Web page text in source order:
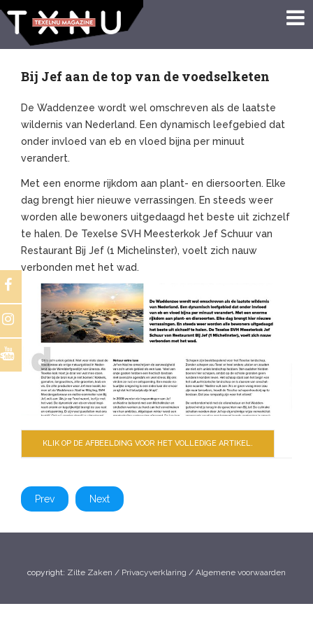
Bij Jef aan de top van de voedselketen
De Waddenzee wordt wel omschreven als de laatste
wildernis van Nederland. Een dynamisch leefgebied dat
onder invloed van eb en vloed bijna per minuut
verandert.
Met een enorme rijkdom aan plant- en diersoorten. Elke
dag brengt hier nieuwe verrassingen. En steeds weer
worden alle bewoners uitgedaagd het beste uit zichzelf
te halen. De Texelse SVH Meesterkok Jef Schuur van
Restaurant Bij Jef (1 Michelinster), voelt zich nauw
verbonden met het wad.
KLIK OP DE AFBEELDING VOOR HET VOLLEDIGE ARTIKEL.
Prev Next
copyright: Zilte Zaken / Privacyverklaring / Algemene voorwaarden